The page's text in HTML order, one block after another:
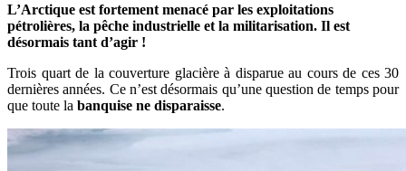
L’Arctique est fortement menacé par les exploitations
pétrolières, la pêche industrielle et la militarisation. Il est
désormais tant d’agir !
Trois quart de la couverture glacière à disparue au cours de ces 30
dernières années. Ce n’est désormais qu’une question de temps pour
que toute la banquise ne disparaisse.